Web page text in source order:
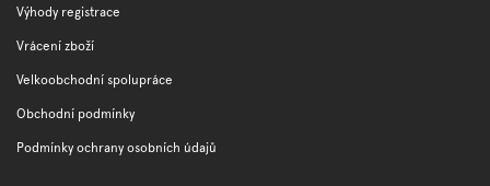
Výhody registrace
Vrácení zboží
Velkoobchodní spolupráce
Obchodní podmínky
Podmínky ochrany osobních údajů